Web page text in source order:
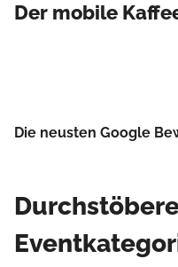
Der mobile
Die neusten Google